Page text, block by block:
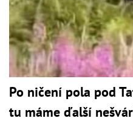
Po ničení pola pod
tu máme ďalší